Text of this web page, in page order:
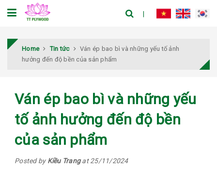
Home Tin tức
Ván ép bao bì và những yếu tố ảnh
hưởng đến độ bền của sản phẩm
Ván ép bao bì và những yếu
tố ảnh hưởng đến độ bền
của sản phẩm
Posted by Kiều Trangat 25/11/2024